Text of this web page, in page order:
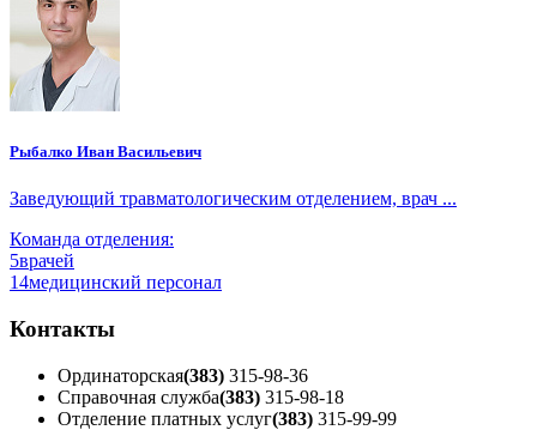
Рыбалко Иван Васильевич
Заведующий травматологическим отделением, врач ...
Команда отделения:
5врачей
14медицинский персонал
Контакты
Ординаторская(383) 315-98-36
Справочная служба(383) 315-98-18
Отделение платных услуг(383) 315-99-99